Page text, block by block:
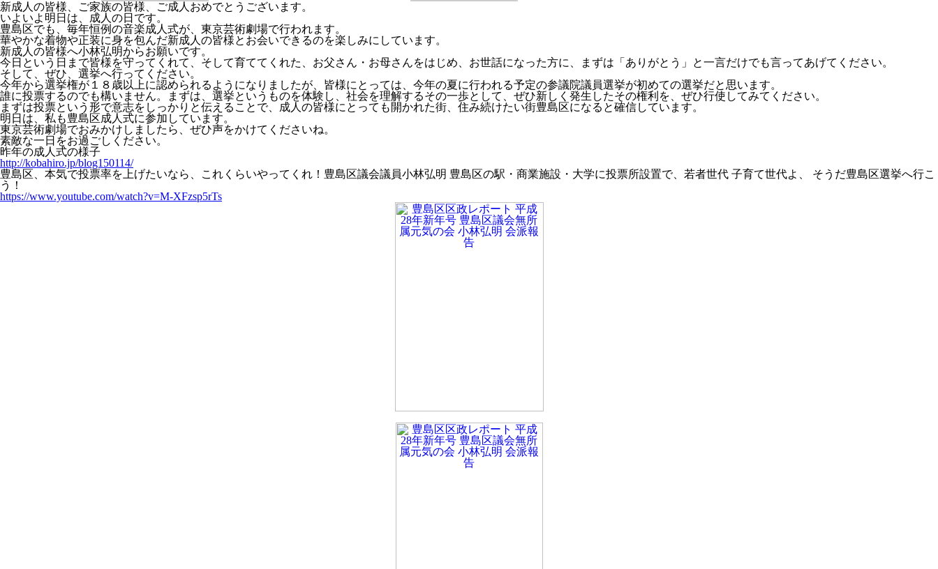
新成人の皆様、ご家族の皆様、ご成人おめでとうございます。
いよいよ明日は、成人の日です。
豊島区でも、毎年恒例の音楽成人式が、東京芸術劇場で行われます。
華やかな着物や正装に身を包んだ新成人の皆様とお会いできるのを楽しみにしています。
新成人の皆様へ小林弘明からお願いです。
今日という日まで皆様を守ってくれて、そして育ててくれた、お父さん・お母さんをはじめ、お世話になった方に、まずは「ありがとう」と一言だけでも言ってあげてください。
そして、ぜひ、選挙へ行ってください。
今年から選挙権が１８歳以上に認められるようになりましたが、皆様にとっては、今年の夏に行われる予定の参議院議員選挙が初めての選挙だと思います。
誰に投票するのでも構いません。まずは、選挙というものを体験し、社会を理解するその一歩として、ぜひ新しく発生したその権利を、ぜひ行使してみてください。
まずは投票という形で意志をしっかりと伝えることで、成人の皆様にとっても開かれた街、住み続けたい街豊島区になると確信しています。
明日は、私も豊島区成人式に参加しています。
東京芸術劇場でおみかけしましたら、ぜひ声をかけてくださいね。
素敵な一日をお過ごしください。
昨年の成人式の様子
http://kobahiro.jp/blog150114/
豊島区、本気で投票率を上げたいなら、これくらいやってくれ！豊島区議会議員小林弘明 豊島区の駅・商業施設・大学に投票所設置で、若者世代 子育て世代よ、 そうだ豊島区選挙へ行こ
う！
https://www.youtube.com/watch?v=M-XFzsp5rTs